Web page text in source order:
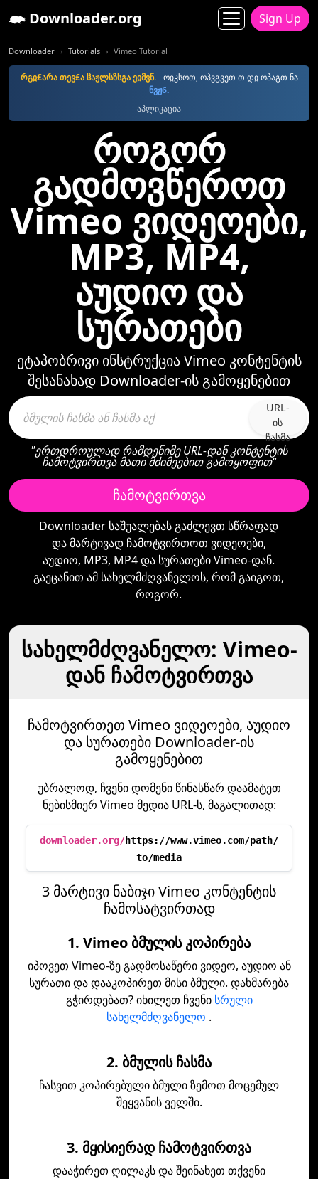
Downloader.org Sign Up
Downloader Tutorials Vimeo Tutorial
რგჲ£არა თევ£ა ჱაჟლსზსგა ეჲმვნ.- ოჲკსოთ, ოპვგვეთ თ დჲ ოპაგთ ნა
ნვჟ6.
აპლიკაცია
როგორ
გადმოვწეროთ
Vimeo ვიდეოები,
MP3, MP4,
აუდიო და
სურათები
ეტაპობრივი ინსტრუქცია Vimeo კონტენტის
შესანახად Downloader-ის გამოყენებით
URL-
ის
ჩასმა
"ერთდროულად რამდენიმე URL-დან კონტენტის
ჩამოტვირთვა მათი მძიმეებით გამოყოფით"
ჩამოტვირთვა
Downloader საშუალებას გაძლევთ სწრაფად
და მარტივად ჩამოტვირთოთ ვიდეოები,
აუდიო, MP3, MP4 და სურათები Vimeo-დან.
გაეცანით ამ სახელმძღვანელოს, რომ გაიგოთ,
როგორ.
სახელმძღვანელო: Vimeo-
დან ჩამოტვირთვა
ჩამოტვირთეთ Vimeo ვიდეოები, აუდიო
და სურათები Downloader-ის
გამოყენებით
უბრალოდ, ჩვენი დომენი წინასწარ დაამატეთ
ნებისმიერ Vimeo მედია URL-ს, მაგალითად:
downloader.org/https://www.vimeo.com/path/
to/media
3 მარტივი ნაბიჯი Vimeo კონტენტის
ჩამოსატვირთად
1. Vimeo ბმულის კოპირება
იპოვეთ Vimeo-ზე გადმოსაწერი ვიდეო, აუდიო ან
სურათი და დააკოპირეთ მისი ბმული. დახმარება
გჭირდებათ? იხილეთ ჩვენი სრული
სახელმძღვანელო .
2. ბმულის ჩასმა
ჩასვით კოპირებული ბმული ზემოთ მოცემულ
შეყვანის ველში.
3. მყისიერად ჩამოტვირთვა
დააჭირეთ ღილაკს და შეინახეთ თქვენი